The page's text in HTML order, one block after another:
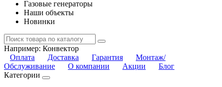
Газовые генераторы
Наши объекты
Новинки
Например: Конвектор
Оплата
Доставка Гарантия
Монтаж/
Обслуживание
О компании Акции
Блог
Категории